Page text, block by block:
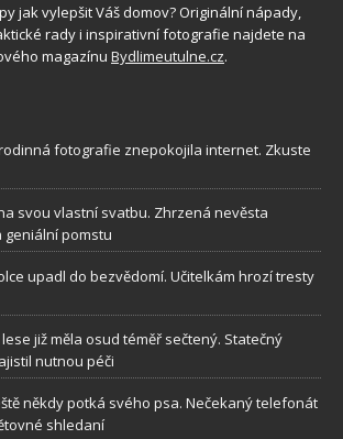
jak vylepšit Váš domov? Originální nápady,
rady i inspirativní fotografie najdete na
magazínu Bydlimeutulne.cz.
fotografie znepokojila internet. Zkuste
svou vlastní svatbu. Zhrzená nevěsta
geniální pomstu
upadl do bezvědomí. Učitelkám hrozí tresty
již měla osud téměř sečtený. Statečný
nutnou péči
někdy potká svého psa. Nečekaný telefonát
shledaní